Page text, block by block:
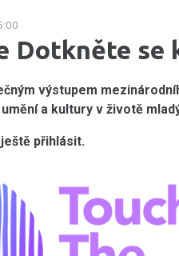
Dotkněte se
výstupem
a kultury v životě
přihlásit.